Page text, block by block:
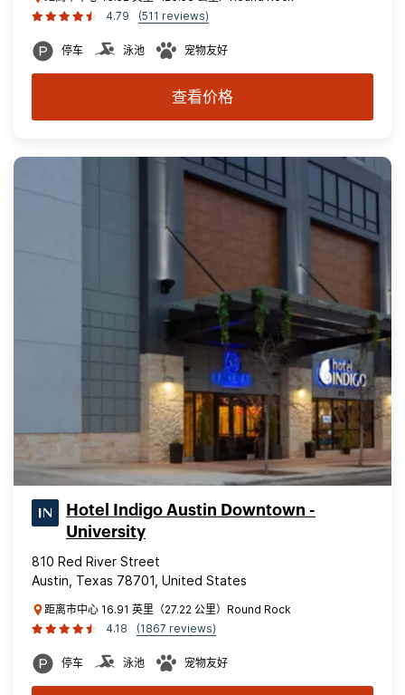
4.79
(511 reviews)
停车 泳池 宠物友好
查看价格
Hotel Indigo Austin Downtown -
University
810 Red River Street
Austin, Texas 78701, United States
距离市中心 16.91 英里（27.22 公里）Round Rock
4.18
(1867 reviews)
停车 泳池 宠物友好